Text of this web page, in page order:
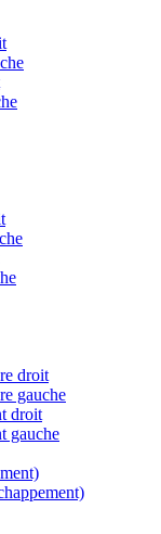
droit
gauche
droit
gauche